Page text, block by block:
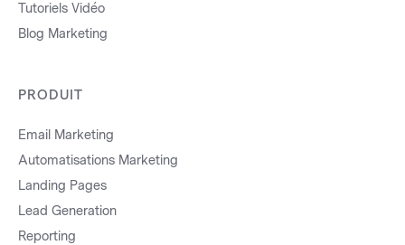
Tutoriels Vidéo
Blog Marketing
PRODUIT
Email Marketing
Automatisations Marketing
Landing Pages
Lead Generation
Reporting